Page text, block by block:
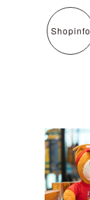
Shopinfo